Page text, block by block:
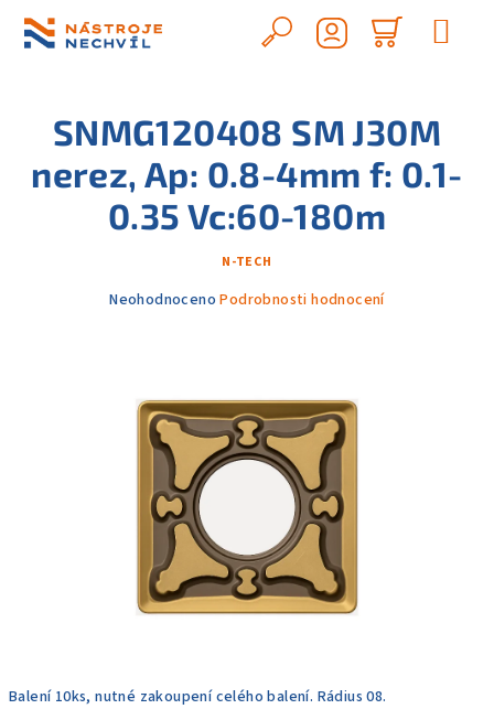
obsah
Hledat
košík
Balení 10ks, nutné zakoupení celého balení. Rádius 08.
SNMG120408 SM J30M
nerez, Ap: 0.8-4mm f: 0.1-
0.35 Vc:60-180m
N-TECH
Průměrné
hvězdiček.
Neohodnoceno Podrobnosti hodnocení